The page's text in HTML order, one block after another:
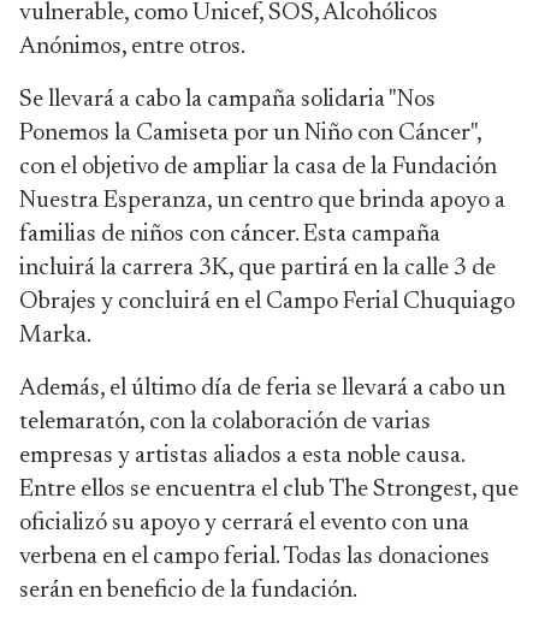
vulnerable, como Unicef, SOS, Alcohólicos
Anónimos, entre otros.
Se llevará a cabo la campaña solidaria "Nos
Ponemos la Camiseta por un Niño con Cáncer",
con el objetivo de ampliar la casa de la Fundación
Nuestra Esperanza, un centro que brinda apoyo a
familias de niños con cáncer. Esta campaña
incluirá la carrera 3K, que partirá en la calle 3 de
Obrajes y concluirá en el Campo Ferial Chuquiago
Marka.
Además, el último día de feria se llevará a cabo un
telemaratón, con la colaboración de varias
empresas y artistas aliados a esta noble causa.
Entre ellos se encuentra el club The Strongest, que
oficializó su apoyo y cerrará el evento con una
verbena en el campo ferial. Todas las donaciones
serán en beneficio de la fundación.